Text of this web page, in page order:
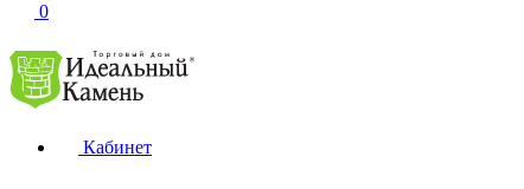
0
Кабинет